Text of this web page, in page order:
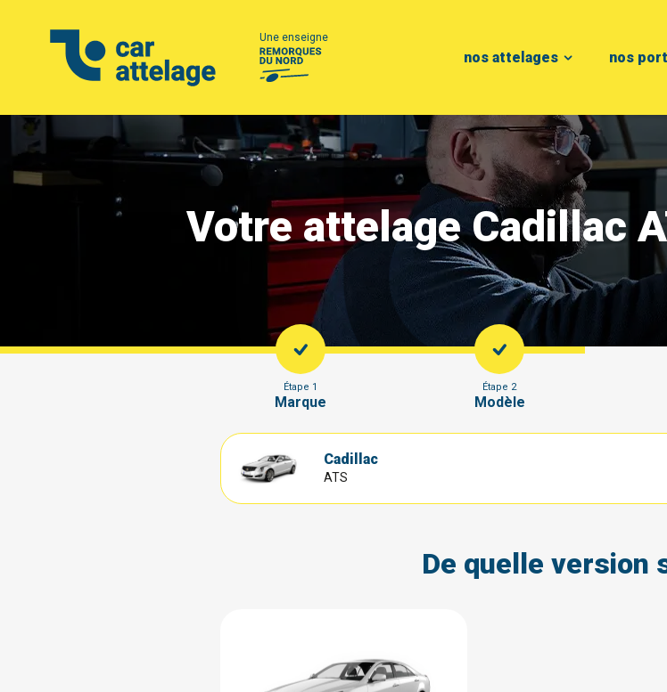
Une enseigne
nos attelages nos
Votre attelage Cadillac
Étape 1
Marque
Étape 2
Modèle
Cadillac
ATS
De quelle version